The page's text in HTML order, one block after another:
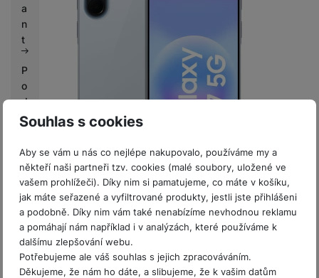
Souhlas s cookies
Aby se vám u nás co nejlépe nakupovalo, používáme my a
někteří naši partneři tzv. cookies (malé soubory, uložené ve
vašem prohlížeči). Díky nim si pamatujeme, co máte v košíku,
jak máte seřazené a vyfiltrované produkty, jestli jste přihlášeni
a podobně. Díky nim vám také nenabízíme nevhodnou reklamu
a pomáhají nám například i v analýzách, které používáme k
dalšímu zlepšování webu.
Potřebujeme ale váš souhlas s jejich zpracováváním.
Děkujeme, že nám ho dáte, a slibujeme, že k vašim datům
a
n
t
P
o
d
m
k
y
s
o
u
t
ě
ž
e
Samsung Galaxy A57 5G 8+128GB Icy Blue
Bonus za recenzi - Galaxy Fit3
Mobilní telefon se 6,7" FHD+ SuperAMOLED displejem (2 340 ×
1 080 px, 120Hz, 1200 nitů) • 8jádrový procesor Exynos 1680
• 8GB RAM • 128GB vnitřní…
11 999Kč
Do košíku